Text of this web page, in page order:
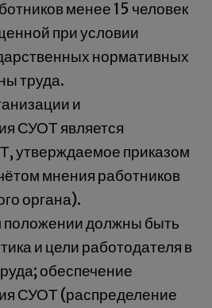
менее 15 человек
при условии
нормативных
труда.
и
СУОТ является
утверждаемое приказом
мнения работников
органа).
положении должны быть
и цели работодателя в
обеспечение
СУОТ (распределение